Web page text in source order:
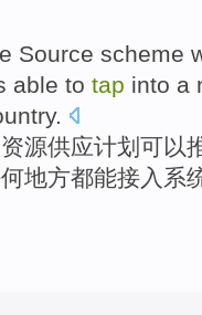
Source scheme
able to tap into a
.
资源供应计划 可以
地方都能接入系